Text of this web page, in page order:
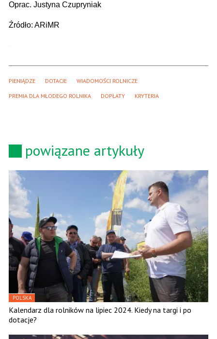
Oprac. Justyna Czupryniak
Źródło: ARiMR
PIENIĄDZE DOTACJE WIADOMOŚCI ROLNICZE
PREMIA DLA MŁODEGO ROLNIKA DOPŁATY KRYTERIA
powiązane artykuły
POLSKA
Kalendarz dla rolników na lipiec 2024. Kiedy na targi i po
dotacje?